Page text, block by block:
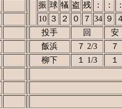
○
振 球 犠 盗 残 ： ：
：
10 ３ ２ ０ ７ 34 ９
投手 回
安
飯浜 ７ 2/3
７
柳下 １ 1/3 １